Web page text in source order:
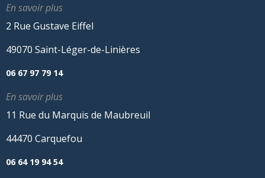
En savoir plus
2 Rue Gustave Eiffel
49070 Saint-Léger-de-Linières
06 67 97 79 14
En savoir plus
11 Rue du Marquis de Maubreuil
44470 Carquefou
06 64 19 94 54